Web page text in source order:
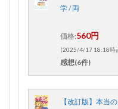
学 / 両
価格:560円
(2025/4/17 18:18時
感想(6件)
【改訂版】本当